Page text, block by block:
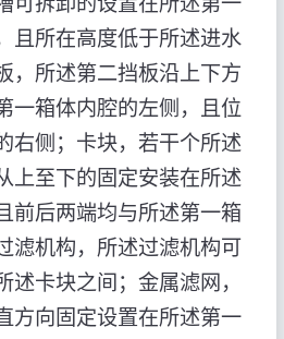
且所在高度低于所述进水
，所述第二挡板沿上下方
一箱体内腔的左侧，且位
右侧；卡块，若干个所述
上至下的固定安装在所述
前后两端均与所述第一箱
滤机构，所述过滤机构可
述卡块之间；金属滤网，
方向固定设置在所述第一